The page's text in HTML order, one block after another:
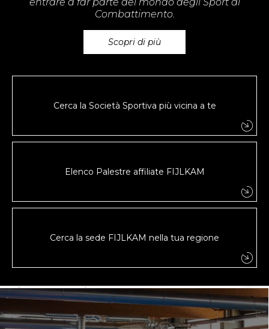
Combattimento.
Scopri di più
Cerca la Società Sportiva più vicina a te
Elenco Palestre affiliate FIJLKAM
Cerca la sede FIJLKAM nella tua regione
Casino Utan Spelpaus